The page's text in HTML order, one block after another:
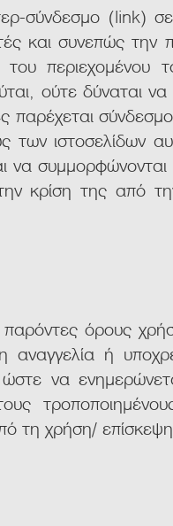
σύνδεσμο (link) σε
και συνεπώς την
περιεχομένου
ούτε δύναται
παρέχεται
των ιστοσελίδων
να
κρίση της από
όρους
αναγγελία ή
να
τη χρήση/